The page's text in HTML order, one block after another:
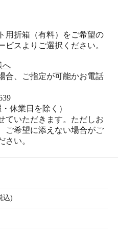
用折箱（有料）をご希望の
スよりご選択ください。
へ
合、ご指定が可能かお電話
休業日を除く）
ていただきます。ただしお
ご希望に添えない場合がご
さい。
込)